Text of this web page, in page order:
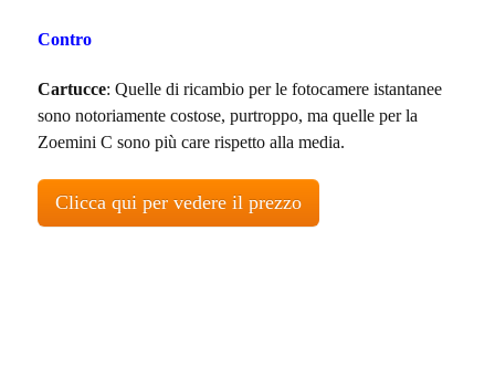
Contro
Cartucce: Quelle di ricambio per le fotocamere istantanee
sono notoriamente costose, purtroppo, ma quelle per la
Zoemini C sono più care rispetto alla media.
Clicca qui per vedere il prezzo